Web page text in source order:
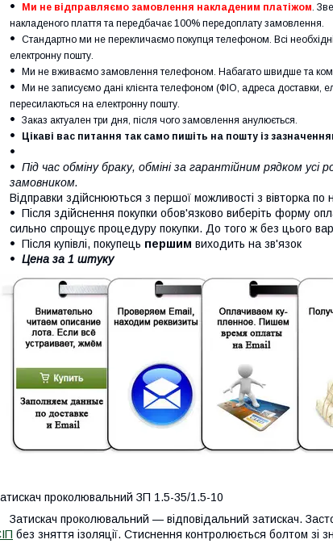
Ми не відправляємо замовлення накладеним платіжом .
накладеного плаття та передбачає 100% передоплату замовлення.
Стандартно ми не перекличаємо покупця телефоном. Всі
електронну пошту.
Ми не вживаємо замовлення телефоном. Набагато швидше та
Ми не записуємо дані клієнта телефоном (ФІО, адреса доставки,
пересилаються на електронну пошту.
Заказ актуален три дня, після чого замовлення анулюється.
Цікаві вас питання так само пишіть на пошту із
Під час обміну браку, обміні за гарантійним рядком
замовником.
Відправки здійснюються з першої можливості з вівторка по
Після здійснення покупки обов'язково виберіть форму
сильно спрощує процедуру покупки. До того ж без цього
Після купівлі, покупець першим виходить на зв'язок
Цена за 1 штуку
проколювальний ЗП 1.5-35/1.5-10
Затискач проколювальний — відповідальний затискач.
без зняття ізоляції. Стиснення контролюється болтом зі